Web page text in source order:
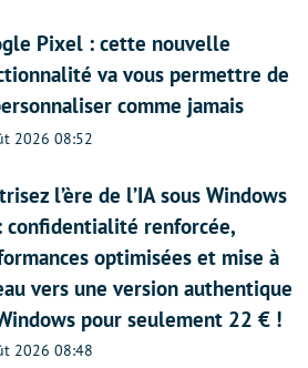
Pixel : cette nouvelle
va vous permettre de
comme jamais
2026 08:52
l’ère de l’IA sous Windows
confidentialité renforcée,
optimisées et mise à
vers une version authentique
pour seulement 22 € !
2026 08:48